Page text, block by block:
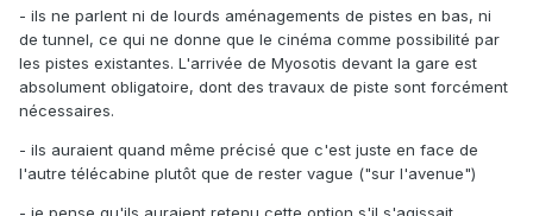
- ils ne parlent ni de lourds aménagements de pistes en bas, ni
de tunnel, ce qui ne donne que le cinéma comme possibilité par
les pistes existantes. L'arrivée de Myosotis devant la gare est
absolument obligatoire, dont des travaux de piste sont forcément
nécessaires.
- ils auraient quand même précisé que c'est juste en face de
l'autre télécabine plutôt que de rester vague ("sur l'avenue")